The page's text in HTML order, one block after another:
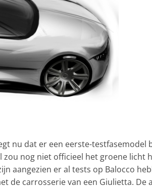
nu dat er een eerste-testfasemodel
nog niet officieel het groene licht
aangezien er al tests op Balocco
de carrosserie van een Giulietta. De